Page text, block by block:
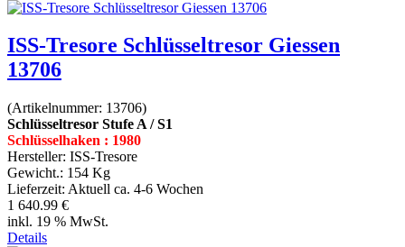
ISS-Tresore Schlüsseltresor Giessen
13706
(Artikelnummer: 13706)
Schlüsseltresor Stufe A / S1
Schlüsselhaken : 1980
Hersteller: ISS-Tresore
Gewicht.: 154 Kg
Lieferzeit: Aktuell ca. 4-6 Wochen
1 640.99 €
inkl. 19 % MwSt.
Details